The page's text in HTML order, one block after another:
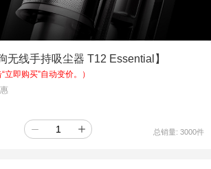
无线手持吸尘器 T12 Essential】
立即购买”自动变价。）
总销量: 3000件